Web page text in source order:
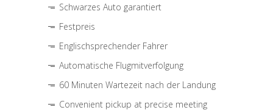
Schwarzes Auto garantiert
Festpreis
Englischsprechender Fahrer
Automatische Flugmitverfolgung
60 Minuten Wartezeit nach der Landung
Convenient pickup at precise meeting